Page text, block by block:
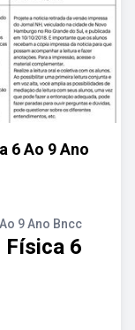
6 Ao 9 Ano
9 Ano Bncc
Física 6